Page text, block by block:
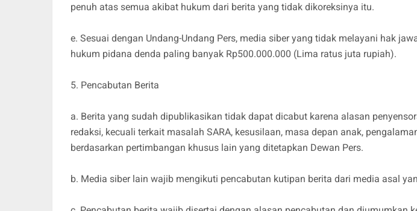
penuh atas semua akibat hukum dari berita yang tidak dikoreksinya itu.
e. Sesuai dengan Undang-Undang Pers, media siber yang tidak melayani hak
hukum pidana denda paling banyak Rp500.000.000 (Lima ratus juta rupiah).
5. Pencabutan Berita
a. Berita yang sudah dipublikasikan tidak dapat dicabut karena alasan
redaksi, kecuali terkait masalah SARA, kesusilaan, masa depan anak,
berdasarkan pertimbangan khusus lain yang ditetapkan Dewan Pers.
b. Media siber lain wajib mengikuti pencabutan kutipan berita dari media asal